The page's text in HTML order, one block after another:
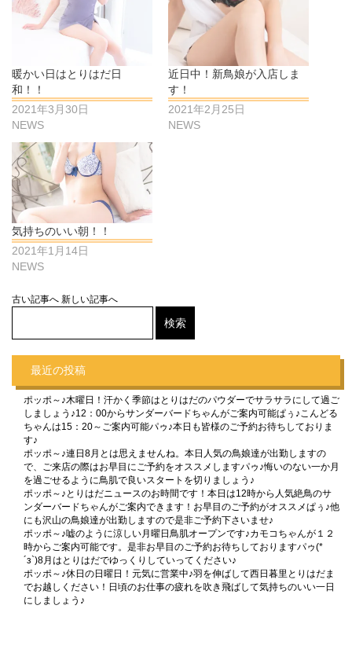
暖かい日はとりはだ日
和！！
2021年3月30日
NEWS
近日中！新鳥娘が入店しま
す！
2021年2月25日
NEWS
気持ちのいい朝！！
2021年1月14日
NEWS
古い記事へ 新しい記事へ
最近の投稿
ポッポ～♪木曜日！汗かく季節はとりはだのパウダーでサラサラにして過ご
しましょう♪12：00からサンダーバードちゃんがご案内可能ぱぅ♪こんどる
ちゃんは15：20～ご案内可能パゥ♪本日も皆様のご予約お待ちしておりま
す♪
ポッポ～♪連日8月とは思えませんね。本日人気の鳥娘達が出勤しますの
で、ご来店の際はお早目にご予約をオススメしますパゥ♪悔いのない一か月
を過ごせるように鳥肌で良いスタートを切りましょう♪
ポッポ～♪とりはだニュースのお時間です！本日は12時から人気絶鳥のサ
ンダーバードちゃんがご案内できます！お早目のご予約がオススメぱぅ♪他
にも沢山の鳥娘達が出勤しますので是非ご予約下さいませ♪
ポッポ～♪嘘のように涼しい月曜日鳥肌オープンです♪カモコちゃんが１２
時からご案内可能です。是非お早目のご予約お待ちしておりますパゥ(*
´з`)8月はとりはだでゆっくりしていってください♪
ポッポ～♪休日の日曜日！元気に営業中♪羽を伸ばして西日暮里とりはだま
でお越しください！日頃のお仕事の疲れを吹き飛ばして気持ちのいい一日
にしましょう♪